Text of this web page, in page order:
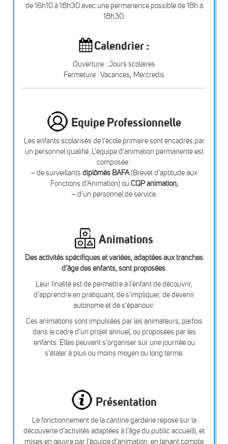
de 16h10 à 18h30 avec une permanence possible de 18h à
18h30.
Calendrier :
Ouverture : Jours scolaires
Fermeture : Vacances; Mercredis
Equipe Professionnelle
Les enfants scolarisés de l’école primaire sont encadrés par
un personnel qualifié. L’équipe d’animation permanente est
composée :
– de surveillants diplômés BAFA(Brevet d’aptitude aux
Fonctions d’Animation) ou CQP animation,
– d’un personnel de service.
Animations
Des activités spécifiques et variées, adaptées aux tranches
d’âge des enfants, sont proposées.
Leur finalité est de permettre à l’enfant de découvrir,
d’apprendre en pratiquant, de s’impliquer, de devenir
autonome et de s’épanouir.
Ces animations sont impulsées par les animateurs, parfois
dans le cadre d’un projet annuel, ou proposées par les
enfants. Elles peuvent s’organiser sur une journée ou
s’étaler à plus ou moins moyen ou long terme.
Présentation
Le fonctionnement de la cantine garderie repose sur la
découverte d’activités adaptées à l’âge du public accueilli, et
mises en œuvre par l’équipe d’animation, en tenant compte